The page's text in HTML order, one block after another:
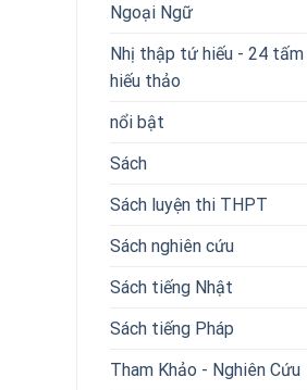
Ngoại Ngữ
Nhị thập tứ hiếu - 24
hiếu thảo
nổi bật
Sách
Sách luyện thi THPT
Sách nghiên cứu
Sách tiếng Nhật
Sách tiếng Pháp
Tham Khảo - Nghiên Cứu